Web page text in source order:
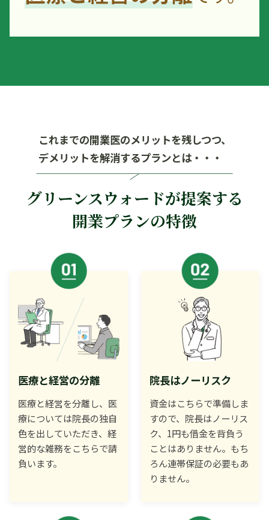
これまでの開業医のメリットを残しつつ、
デメリットを解消するプランとは・・・
グリーンスウォードが提案する
開業プランの特徴
医療と経営の分離
医療と経営を分離し、医
療については院長の独自
色を出していただき、経
営的な雑務をこちらで請
負います。
院長はノーリスク
資金はこちらで準備しま
すので、院長はノーリス
ク、1円も借金を背負う
ことはありません。もち
ろん連帯保証の必要もあ
りません。